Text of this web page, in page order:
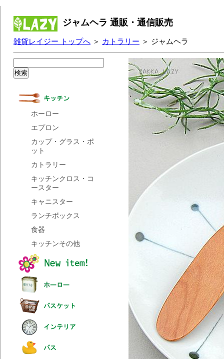
ジャムヘラ 通販・通信販売
雑貨レイジー トップへ ＞ カトラリー ＞ ジャムヘラ
ホーロー
エプロン
カップ・グラス・ポ
ット
カトラリー
キッチンクロス・コ
ースター
キャニスター
ランチボックス
食器
キッチンその他